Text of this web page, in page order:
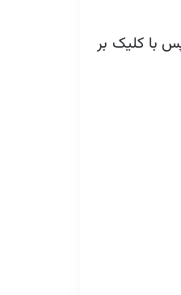
با کلیک بر